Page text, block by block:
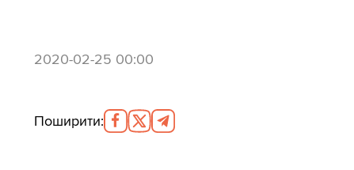
2020-02-25 00:00
Поширити: